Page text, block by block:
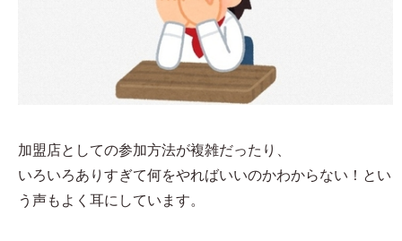
加盟店としての参加方法が複雑だったり、
いろいろありすぎて何をやればいいのかわからない！とい
う声もよく耳にしています。